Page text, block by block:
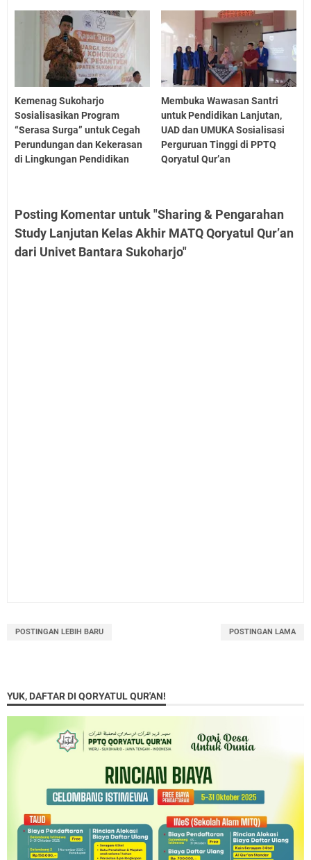
Kemenag Sukoharjo
Sosialisasikan Program
“Serasa Surga” untuk Cegah
Perundungan dan Kekerasan
di Lingkungan Pendidikan
Membuka Wawasan Santri
untuk Pendidikan Lanjutan,
UAD dan UMUKA Sosialisasi
Perguruan Tinggi di PPTQ
Qoryatul Qur’an
Posting Komentar untuk "Sharing & Pengarahan
Study Lanjutan Kelas Akhir MATQ Qoryatul Qur’an
dari Univet Bantara Sukoharjo"
POSTINGAN LEBIH BARU POSTINGAN LAMA
YUK, DAFTAR DI QORYATUL QUR'AN!